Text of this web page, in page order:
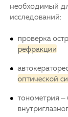
необходимый
исследований:
проверка
рефракции
оптической
тонометрия –